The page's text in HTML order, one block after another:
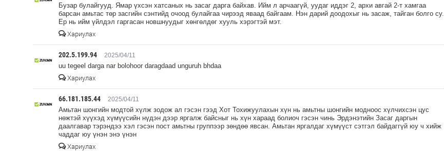
Бузар булайгууд. Ямар үхсэн хатсаных нь засаг дарга байхав. Ийм л арчаагүй, уудаг иддэг 2, архи авгай 2-т хамгаа
барсан амьтас төр засгийн сэнтийд очоод булайгаа чирээд яваад байгаам. Нэн дарий доодохыг нь засаж, тайган болго су.
Ер нь ийм үйлдэл гаргасан новшнуудыг хөнгөлдөг хууль хэрэгтэй мэт.
Хариулах
202.5.199.94 2025/04/11
uu tegeel darga nar bolohoor daragdaad unguruh bhdaa
Хариулах
66.181.185.44 2025/04/11
Амьтан шонгийн модтой хүлж зодож ал гэсэн гээд Хот Тохижуулахын хүн нь амьтны шонгийн модноос хүлчихсэн цус
нөжтэй хүүхэд хүмүүсийн нүдэн дээр яргалж байсныг нь хүн хараад болиоч гэсэн чинь Эрдэнэтийн Засаг даргын
даалгавар тэрэндээ хэл гэсэн пост амьтны группээр зөндөө явсан. Амьтан яргалдаг хүмүүст сэтгэл байдаггүй юу ч хийж
чаддаг юу үнэн энэ үнэн
Хариулах